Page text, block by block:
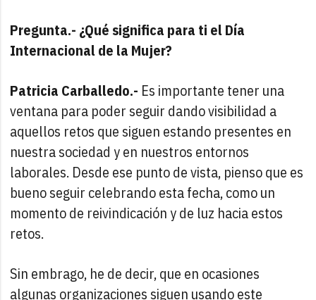
Pregunta.- ¿Qué significa para ti el Día
Internacional de la Mujer?
Patricia Carballedo.- Es importante tener una
ventana para poder seguir dando visibilidad a
aquellos retos que siguen estando presentes en
nuestra sociedad y en nuestros entornos
laborales. Desde ese punto de vista, pienso que es
bueno seguir celebrando esta fecha, como un
momento de reivindicación y de luz hacia estos
retos.
Sin embrago, he de decir, que en ocasiones
algunas organizaciones siguen usando este